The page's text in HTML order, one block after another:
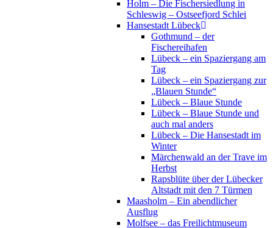
Holm – Die Fischersiedlung in
Schleswig – Ostseefjord Schlei
Hansestadt Lübeck
Gothmund – der
Fischereihafen
Lübeck – ein Spaziergang am
Tag
Lübeck – ein Spaziergang zur
„Blauen Stunde“
Lübeck – Blaue Stunde
Lübeck – Blaue Stunde und
auch mal anders
Lübeck – Die Hansestadt im
Winter
Märchenwald an der Trave im
Herbst
Rapsblüte über der Lübecker
Altstadt mit den 7 Türmen
Maasholm – Ein abendlicher
Ausflug
Molfsee – das Freilichtmuseum